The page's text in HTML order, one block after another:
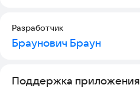
Разработчик
Браунович Браун
Поддержка приложения